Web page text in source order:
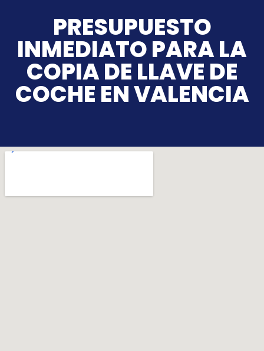
PRESUPUESTO
INMEDIATO PARA LA
COPIA DE LLAVE DE
COCHE EN VALENCIA